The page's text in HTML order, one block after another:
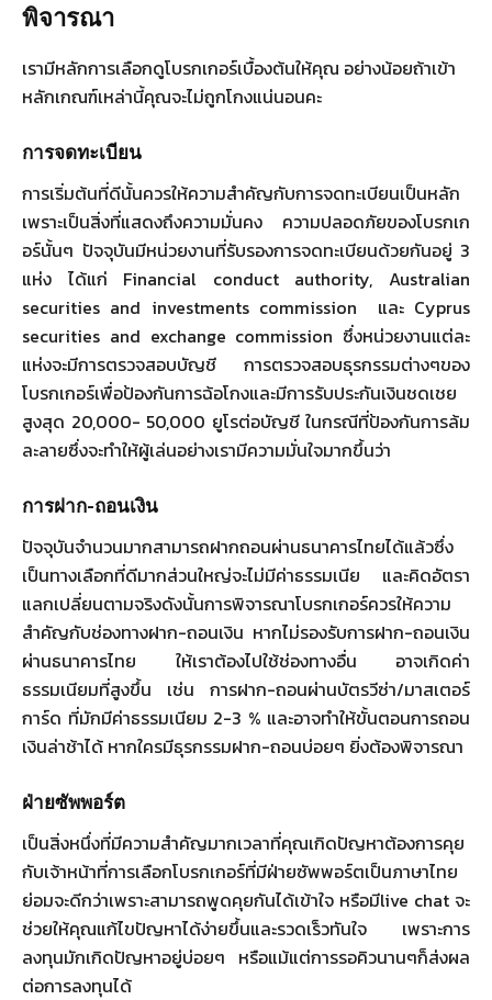
พิจารณา
เรามีหลักการเลือกดูโบรกเกอร์เบื้องต้นให้คุณ อย่างน้อยถ้าเข้า
หลักเกณฑ์เหล่านี้คุณจะไม่ถูกโกงแน่นอนคะ
การจดทะเบียน
การเริ่มต้นที่ดีนั้นควรให้ความสำคัญกับการจดทะเบียนเป็นหลัก
เพราะเป็นสิ่งที่แสดงถึงความมั่นคง ความปลอดภัยของโบรกเก
อร์นั้นๆ ปัจจุบันมีหน่วยงานที่รับรองการจดทะเบียนด้วยกันอยู่ 3
แห่ง ได้แก่ Financial conduct authority, Australian
securities and investments commission และ Cyprus
securities and exchange commission ซึ่งหน่วยงานแต่ละ
แห่งจะมีการตรวจสอบบัญชี การตรวจสอบธุรกรรมต่างๆของ
โบรกเกอร์เพื่อป้องกันการฉ้อโกงและมีการรับประกันเงินชดเชย
สูงสุด 20,000- 50,000 ยูโรต่อบัญชี ในกรณีที่ป้องกันการล้ม
ละลายซึ่งจะทำให้ผู้เล่นอย่างเรามีความมั่นใจมากขึ้นว่า
การฝาก-ถอนเงิน
ปัจจุบันจำนวนมากสามารถฝากถอนผ่านธนาคารไทยได้แล้วซึ่ง
เป็นทางเลือกที่ดีมากส่วนใหญ่จะไม่มีค่าธรรมเนีย และคิดอัตรา
แลกเปลี่ยนตามจริงดังนั้นการพิจารณาโบรกเกอร์ควรให้ความ
สำคัญกับช่องทางฝาก-ถอนเงิน หากไม่รองรับการฝาก-ถอนเงิน
ผ่านธนาคารไทย ให้เราต้องไปใช้ช่องทางอื่น อาจเกิดค่า
ธรรมเนียมที่สูงขึ้น เช่น การฝาก-ถอนผ่านบัตรวีซ่า/มาสเตอร์
การ์ด ที่มักมีค่าธรรมเนียม 2-3 % และอาจทำให้ขั้นตอนการถอน
เงินล่าช้าได้ หากใครมีธุรกรรมฝาก-ถอนบ่อยๆ ยิ่งต้องพิจารณา
ฝ่ายซัพพอร์ต
เป็นสิ่งหนึ่งที่มีความสำคัญมากเวลาที่คุณเกิดปัญหาต้องการคุย
กับเจ้าหน้าที่การเลือกโบรกเกอร์ที่มีฝ่ายซัพพอร์ตเป็นภาษาไทย
ย่อมจะดีกว่าเพราะสามารถพูดคุยกันได้เข้าใจ หรือมีlive chat จะ
ช่วยให้คุณแก้ไขปัญหาได้ง่ายขึ้นและรวดเร็วทันใจ เพราะการ
ลงทุนมักเกิดปัญหาอยู่บ่อยๆ หรือแม้แต่การรอคิวนานๆก็ส่งผล
ต่อการลงทุนได้